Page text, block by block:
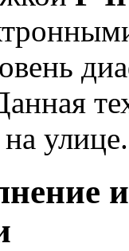
улице.